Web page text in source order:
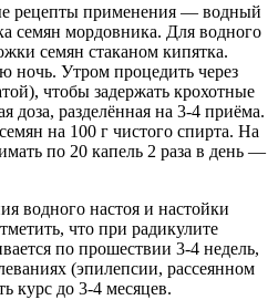
рецепты применения — водный
семян мордовника. Для водного
семян стаканом кипятка.
ночь. Утром процедить через
чтобы задержать крохотные
доза, разделённая на 3-4 приёма.
на 100 г чистого спирта. На
по 20 капель 2 раза в день —
водного настоя и настойки
что при радикулите
по прошествии 3-4 недель,
(эпилепсии, рассеянном
курс до 3-4 месяцев.